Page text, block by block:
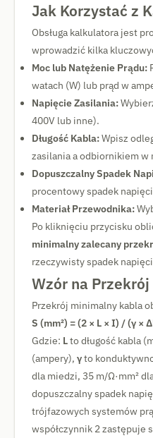
Jak Korzystać z
Obsługa kalkulatora jest
wprowadzić kilka
Moc lub Natężenie Prądu:
watach (W) lub prąd w
Napięcie Zasilania:
400V lub inne).
Długość Kabla:Wpisz
zasilania a odbiornikiem w
Dopuszczalny Spadek
procentowy spadek
Materiał Przewodnika:
Po kliknięciu przycisku
minimalny zalecany
rzeczywisty spadek
Wzór na
Przekrój minimalny kabla
S (mm²) = (2 × L × I) / (γ ×
Gdzie: Lto długość kabla
(ampery), γto
dla miedzi, 35 m/Ω·mm²
dopuszczalny spadek
trójfazowych systemów
współczynnik 2 zastępuje